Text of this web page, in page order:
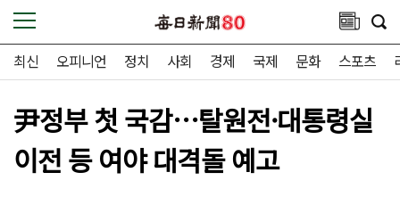
최신 오피니언 정치 사회 경제 국제 문화 스포츠
尹정부 첫 국감…탈원전·대통령실
이전 등 여야 대격돌 예고